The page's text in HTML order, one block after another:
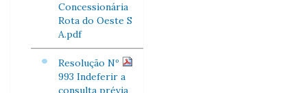
Concessionária
Rota do Oeste S
A.pdf
Resolução Nº
993 Indeferir a
consulta prévia